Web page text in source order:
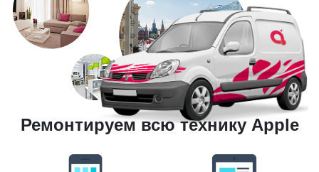
Ремонтируем всю технику Apple